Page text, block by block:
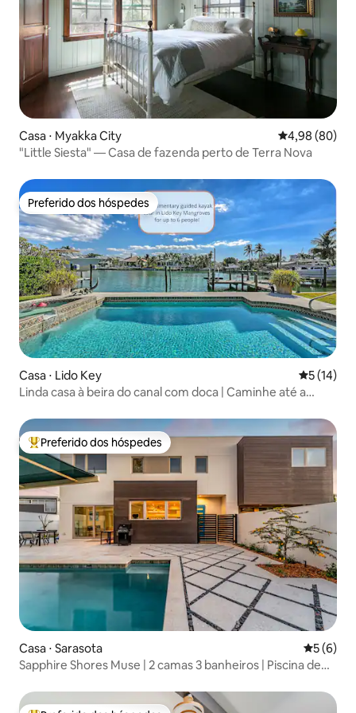
Casa ⋅ Myakka City 4,98 de uma
4,98 (80)
"Little Siesta" — Casa de fazenda perto de Terra Nova
Preferido dos hóspedes
Preferido dos hóspedes
Casa ⋅ Lido Key 5 de uma
5 (14)
Linda casa à beira do canal com doca | Caminhe até a
Entre os melhores preferidos dos hóspedes
Preferido dos hóspedes
Casa ⋅ Sarasota 5 de
5 (6)
Sapphire Shores Muse | 2 camas 3 banheiros | Piscina de